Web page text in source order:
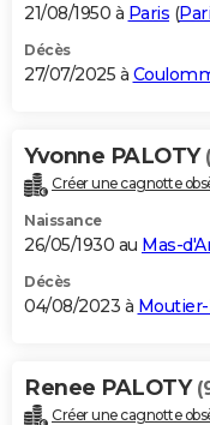
S'inscrire
Se connecter
Lycées
Collèges
Primaires
Universités
Entreprises
Service militaire
Avis de recherche
AVIS DE DÉCÈS
Bricolage
Lifestyle
Culture
Sport
Auto
Television
Voyage
Cinema
21/08/1950 à Paris (
Décès
27/07/2025 à
Yvonne PALOTY
Créer une cagnotte
Naissance
26/05/1930 au Mas-
Décès
04/08/2023 à
Renee PALOTY
Créer une cagnotte